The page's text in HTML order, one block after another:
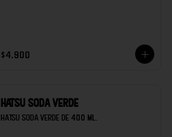
$4.900
Hatsu soda verde
Hatsu soda verde de 400 ml.